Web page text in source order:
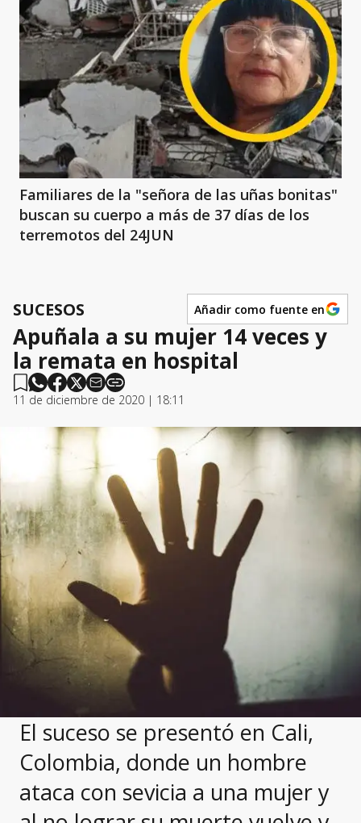
Familiares de la "señora de las uñas bonitas"
buscan su cuerpo a más de 37 días de los
terremotos del 24JUN
SUCESOS Añadir como fuente en
Apuñala a su mujer 14 veces y
la remata en hospital
11 de diciembre de 2020 | 18:11
El suceso se presentó en Cali,
Colombia, donde un hombre
ataca con sevicia a una mujer y